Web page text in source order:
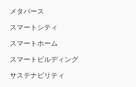
メタバース
スマートシティ
スマートホーム
スマートビルディング
サステナビリティ